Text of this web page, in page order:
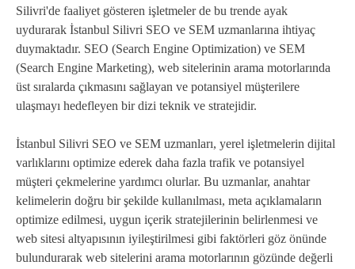
Silivri'de faaliyet gösteren işletmeler de bu trende ayak
uydurarak İstanbul Silivri SEO ve SEM uzmanlarına ihtiyaç
duymaktadır. SEO (Search Engine Optimization) ve SEM
(Search Engine Marketing), web sitelerinin arama motorlarında
üst sıralarda çıkmasını sağlayan ve potansiyel müşterilere
ulaşmayı hedefleyen bir dizi teknik ve stratejidir.
İstanbul Silivri SEO ve SEM uzmanları, yerel işletmelerin dijital
varlıklarını optimize ederek daha fazla trafik ve potansiyel
müşteri çekmelerine yardımcı olurlar. Bu uzmanlar, anahtar
kelimelerin doğru bir şekilde kullanılması, meta açıklamaların
optimize edilmesi, uygun içerik stratejilerinin belirlenmesi ve
web sitesi altyapısının iyileştirilmesi gibi faktörleri göz önünde
bulundurarak web sitelerini arama motorlarının gözünde değerli